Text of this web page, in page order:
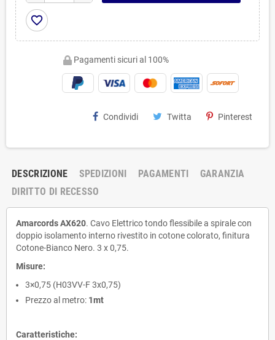
favorite_border
Pagamenti sicuri al 100%
Condividi Twitta Pinterest
DESCRIZIONE SPEDIZIONI PAGAMENTI
GARANZIA
DIRITTO DI RECESSO
Amarcords AX620. Cavo Elettrico tondo flessibile a spirale con
doppio isolamento interno rivestito in cotone colorato, finitura
Cotone-Bianco Nero. 3 x 0,75.
Misure:
3×0,75 (H03VV-F3x0,75)
Prezzo al metro: 1mt
Caratteristiche: